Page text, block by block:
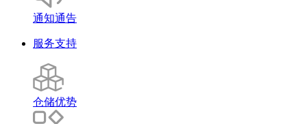
通知通告
服务支持
仓储优势